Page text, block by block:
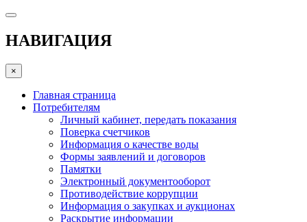
НАВИГАЦИЯ
×
Главная страница
Потребителям
Личный кабинет, передать показания
Поверка счетчиков
Информация о качестве воды
Формы заявлений и договоров
Памятки
Электронный документооборот
Противодействие коррупции
Информация о закупках и аукционах
Раскрытие информации